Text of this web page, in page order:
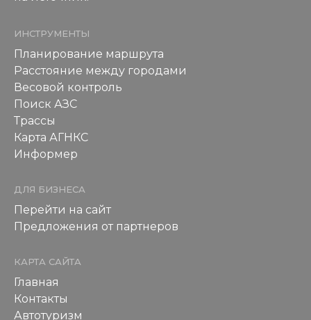
ИНСТРУМЕНТЫ
Планирование маршрута
Расстояние между городами
Весовой контроль
Поиск АЗС
Трассы
Карта АГНКС
Информер
ДЛЯ БИЗНЕСА
Перейти на сайт
Предложения от партнеров
КАРТА САЙТА
Главная
Контакты
Автотуризм